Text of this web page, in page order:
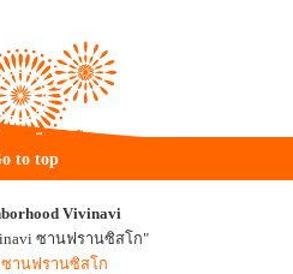
to top
Vivinavi
ซานฟรานซิสโก"
ซานฟรานซิสโก